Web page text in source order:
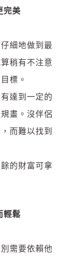
完美
細地做到最
稍有不注意
標。
達到一定的
畫。沒伴侶
而難以找到
的財富可拿
輕鬆
需要依賴他